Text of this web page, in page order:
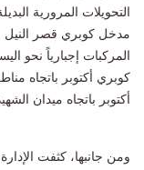
التحويلات المرورية
مدخل كوبري قصر النيل
المركبات إجبارياً نحو
كوبري أكتوبر باتجاه
أكتوبر باتجاه ميدان
ومن جانبها، كثفت